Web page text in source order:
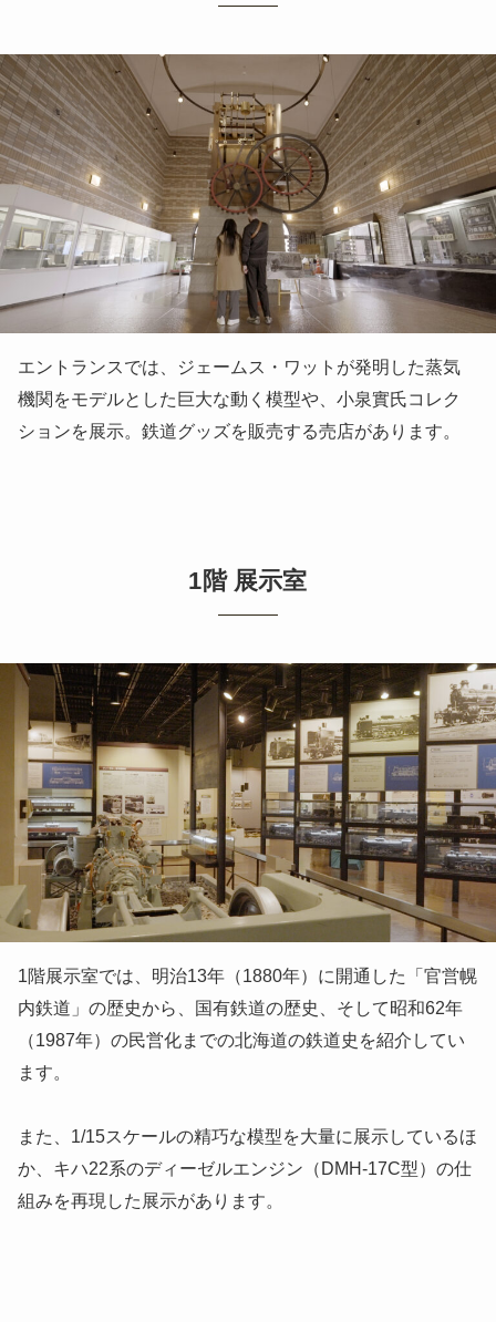
エントランスでは、ジェームス・ワットが発明した蒸気
機関をモデルとした巨大な動く模型や、小泉實氏コレク
ションを展示。鉄道グッズを販売する売店があります。
1階 展示室
1階展示室では、明治13年（1880年）に開通した「官営幌
内鉄道」の歴史から、国有鉄道の歴史、そして昭和62年
（1987年）の民営化までの北海道の鉄道史を紹介してい
ます。
また、1/15スケールの精巧な模型を大量に展示しているほ
か、キハ22系のディーゼルエンジン（DMH-17C型）の仕
組みを再現した展示があります。